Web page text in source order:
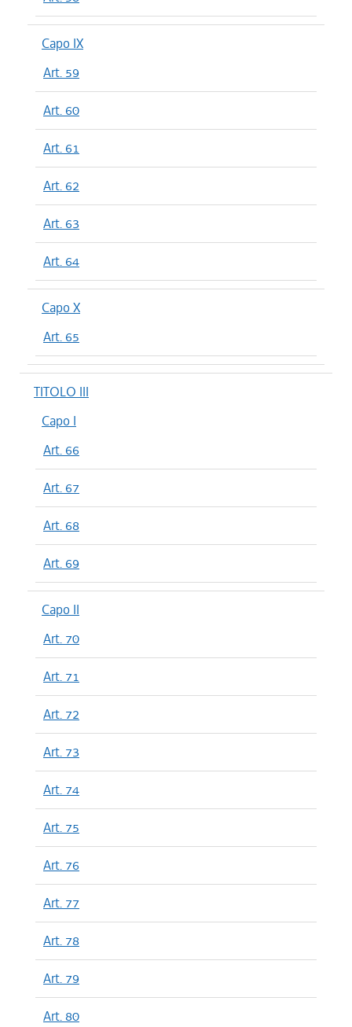
Capo IX
Art. 59
Art. 60
Art. 61
Art. 62
Art. 63
Art. 64
Capo X
Art. 65
TITOLO III
Capo I
Art. 66
Art. 67
Art. 68
Art. 69
Capo II
Art. 70
Art. 71
Art. 72
Art. 73
Art. 74
Art. 75
Art. 76
Art. 77
Art. 78
Art. 79
Art. 80